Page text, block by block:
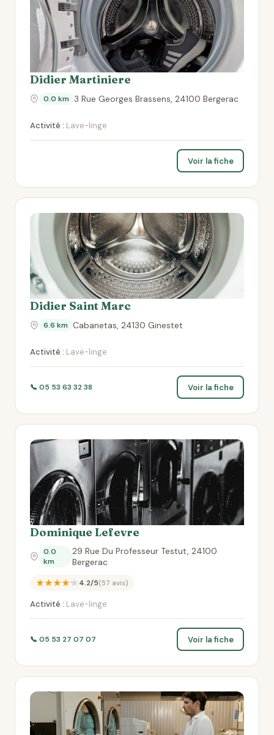
Didier Martiniere
0.0 km 3 Rue Georges Brassens, 24100 Bergerac
Activité : Lave-linge
Voir la fiche
Didier Saint Marc
6.6 km Cabanetas, 24130 Ginestet
Activité : Lave-linge
📞 05 53 63 32 38 Voir la fiche
Dominique Lefevre
0.0
km
29 Rue Du Professeur Testut, 24100
Bergerac
★★★★★4.2/5(57 avis)
Activité : Lave-linge
📞 05 53 27 07 07 Voir la fiche